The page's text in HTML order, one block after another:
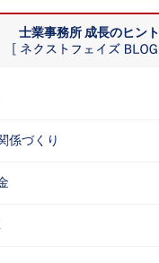
士業事務所 成長のヒント
係づくり